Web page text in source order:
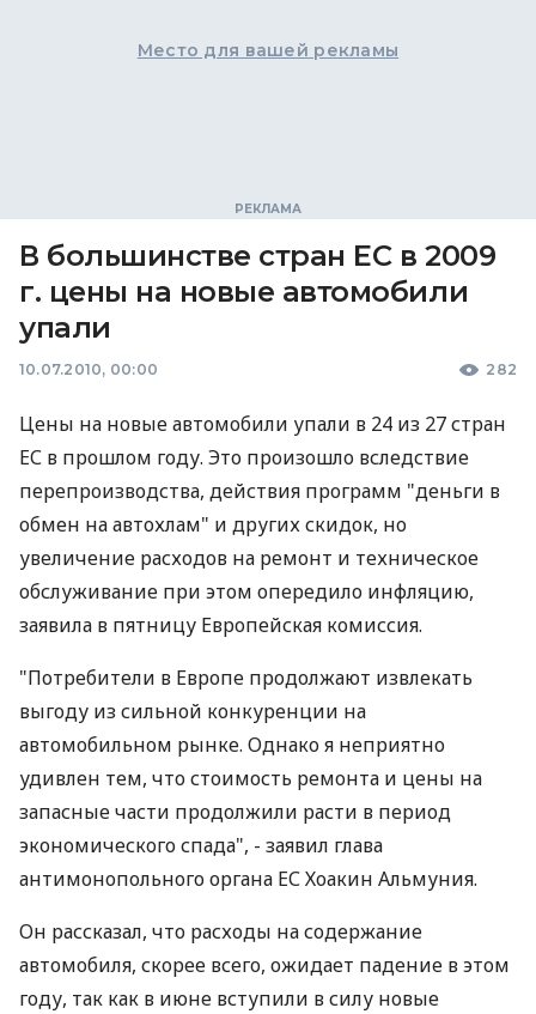
Место для вашей рекламы
В большинстве стран ЕС в 2009
г. цены на новые автомобили
упали
10.07.2010, 00:00 282
Цены на новые автомобили упали в 24 из 27 стран
ЕС в прошлом году. Это произошло вследствие
перепроизводства, действия программ "деньги в
обмен на автохлам" и других скидок, но
увеличение расходов на ремонт и техническое
обслуживание при этом опередило инфляцию,
заявила в пятницу Европейская комиссия.
"Потребители в Европе продолжают извлекать
выгоду из сильной конкуренции на
автомобильном рынке. Однако я неприятно
удивлен тем, что стоимость ремонта и цены на
запасные части продолжили расти в период
экономического спада", - заявил глава
антимонопольного органа ЕС Хоакин Альмуния.
Он рассказал, что расходы на содержание
автомобиля, скорее всего, ожидает падение в этом
году, так как в июне вступили в силу новые